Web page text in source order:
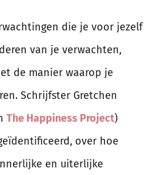
die je voor jezelf
van je verwachten,
de manier waarop je
Schrijfster Gretchen
The Happiness Project)
over hoe
en uiterlijke